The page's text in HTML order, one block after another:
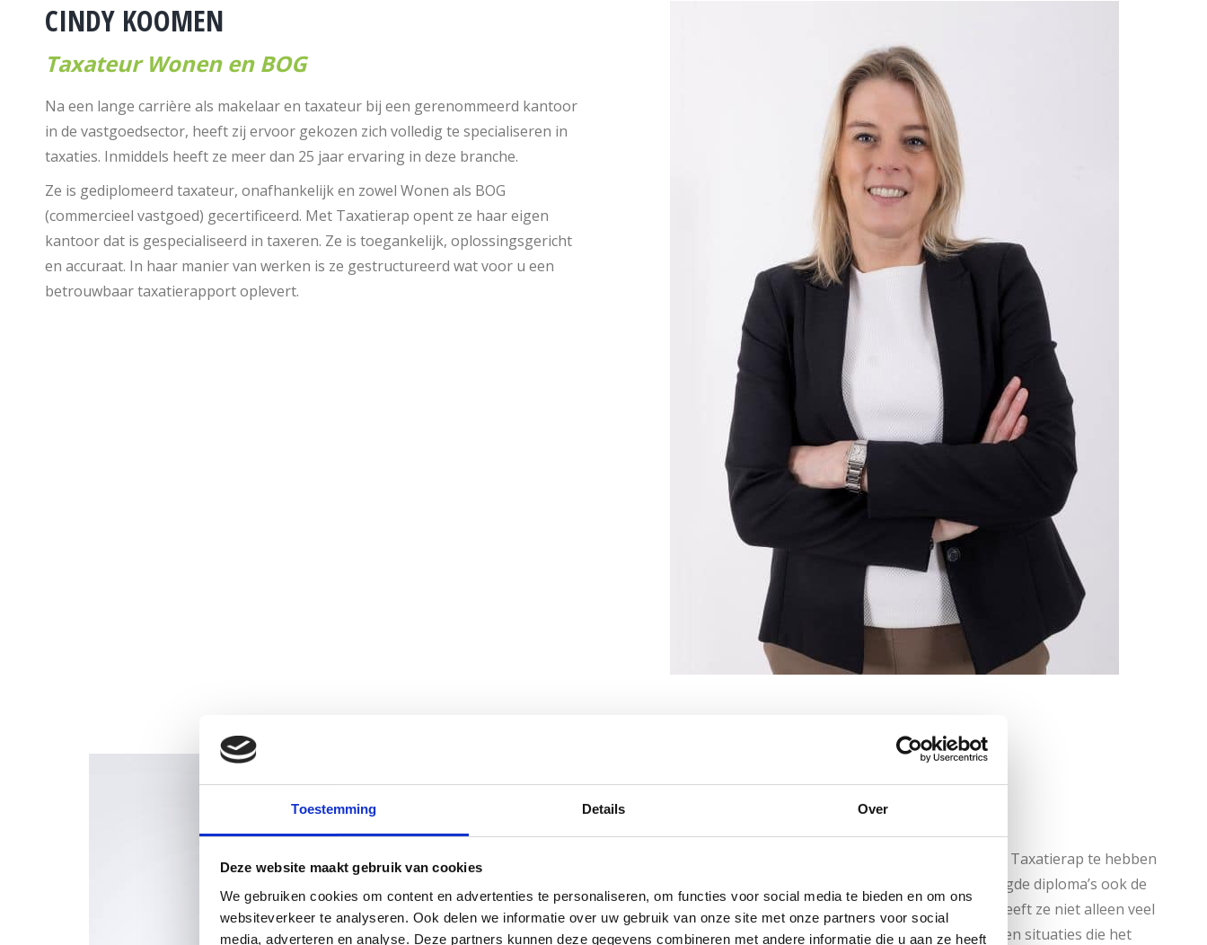
Toestemming Details Over
Deze website maakt gebruik van cookies
We gebruiken cookies om content en advertenties te personaliseren, om functies voor social media te bieden en om ons
websiteverkeer te analyseren. Ook delen we informatie over uw gebruik van onze site met onze partners voor social
media, adverteren en analyse. Deze partners kunnen deze gegevens combineren met andere informatie die u aan ze heeft
CINDY KOOMEN
Taxateur Wonen en BOG
Na een lange carrière als makelaar en taxateur bij een gerenommeerd kantoor
in de vastgoedsector, heeft zij ervoor gekozen zich volledig te specialiseren in
taxaties. Inmiddels heeft ze meer dan 25 jaar ervaring in deze branche.
Ze is gediplomeerd taxateur, onafhankelijk en zowel Wonen als BOG
(commercieel vastgoed) gecertificeerd. Met Taxatierap opent ze haar eigen
kantoor dat is gespecialiseerd in taxeren. Ze is toegankelijk, oplossingsgericht
en accuraat. In haar manier van werken is ze gestructureerd wat voor u een
betrouwbaar taxatierapport oplevert.
Na bijna vier jaar met veel plezier in de binnendienst van Taxatierap te hebben
gewerkt, heeft Naomi nu na het behalen van alle benodigde diploma’s ook de
stap naar het taxeren zelf gezet. In de afgelopen jaren heeft ze niet alleen veel
kennis opgedaan van het vak, maar ook van de mensen en situaties die het